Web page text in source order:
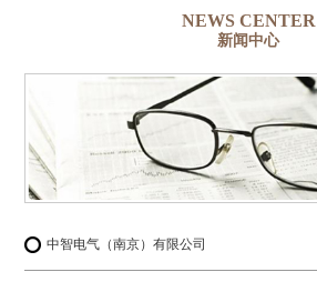
NEWS CENTER
新闻中心
中智电气（南京）有限公司